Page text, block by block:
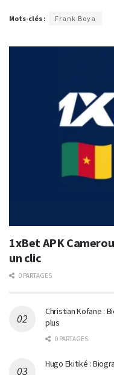
Mots-clés : Frank Boya
1xBet APK
un clic
0 PARTAGES
Christian Kofane :
plus
0 PARTAGES
Hugo Ekitiké :